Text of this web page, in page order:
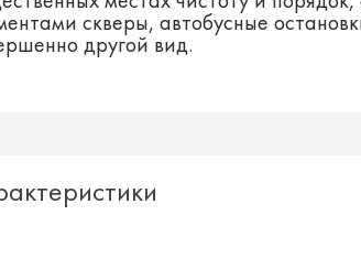
скверы, автобусные
другой вид.